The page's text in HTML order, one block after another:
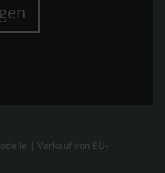
| Verkauf von EU-